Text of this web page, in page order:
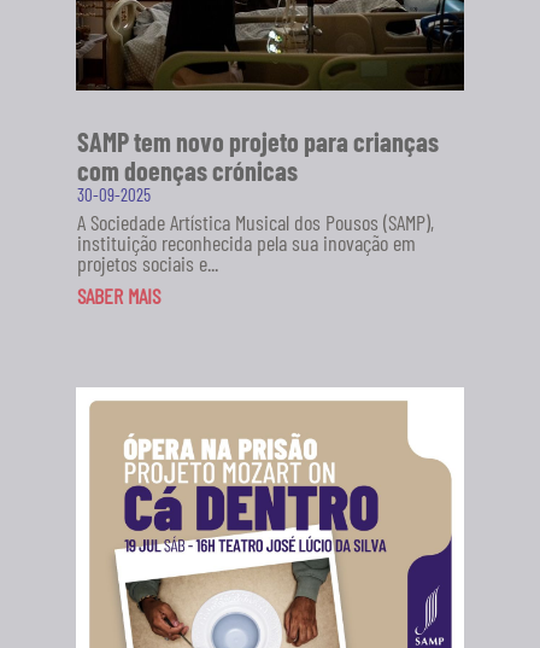
SAMP tem novo projeto para crianças
com doenças crónicas
30-09-2025
A Sociedade Artística Musical dos Pousos (SAMP),
instituição reconhecida pela sua inovação em
projetos sociais e...
SABER MAIS